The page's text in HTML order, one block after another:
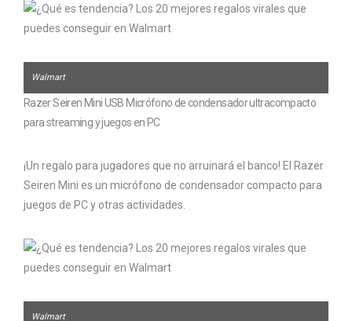
Walmart
Razer Seiren Mini USB Micrófono de condensador ultracompacto
para streaming y juegos en PC
¡Un regalo para jugadores que no arruinará el banco! El Razer
Seiren Mini es un micrófono de condensador compacto para
juegos de PC y otras actividades.
Walmart